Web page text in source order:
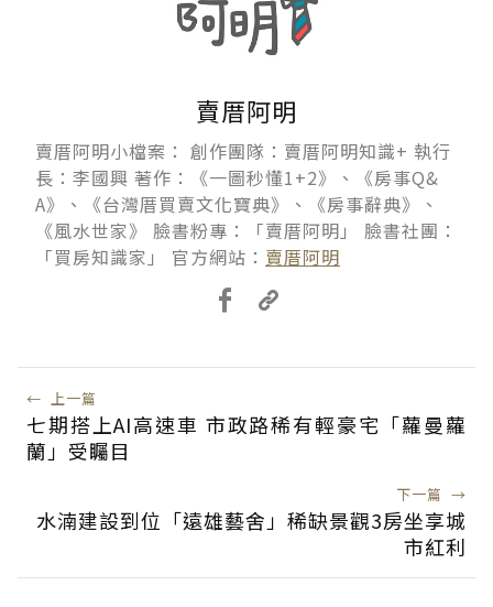
賣厝阿明
賣厝阿明小檔案： 創作團隊：賣厝阿明知識+ 執行
長：李國興 著作：《一圖秒懂1+2》、《房事Q&
A》、《台灣厝買賣文化寶典》、《房事辭典》、
《風水世家》 臉書粉專：「賣厝阿明」 臉書社團：
「買房知識家」 官方網站： 賣厝阿明
← 上一篇
七期搭上AI高速車 市政路稀有輕豪宅「蘿曼蘿
蘭」受矚目
下一篇 →
水湳建設到位「遠雄藝舍」稀缺景觀3房坐享城
市紅利